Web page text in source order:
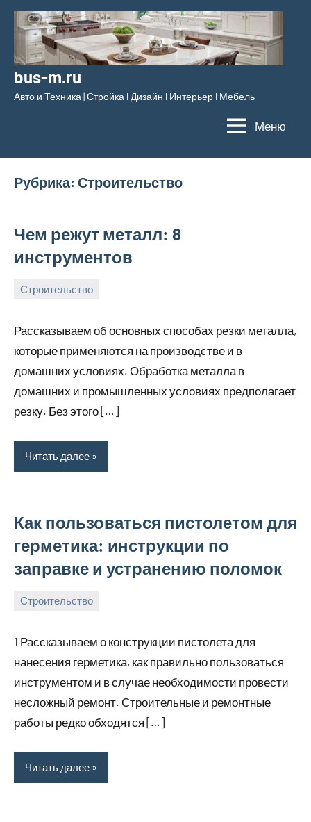
Перейти
содержимому
bus-m.ru
Авто и Техника | Стройка l Дизайн l Интерьер l Мебель
Меню
Рубрика: Строительство
Чем режут металл: 8
инструментов
Строительство
2024
bus_m_ru
Рассказываем об основных способах резки металла,
которые применяются на производстве и в
домашних условиях. Обработка металла в
домашних и промышленных условиях предполагает
резку. Без этого […]
Читать далее
Как пользоваться пистолетом для
герметика: инструкции по
заправке и устранению поломок
Строительство
2024
bus_m_ru
1 Рассказываем о конструкции пистолета для
нанесения герметика, как правильно пользоваться
инструментом и в случае необходимости провести
несложный ремонт. Строительные и ремонтные
работы редко обходятся […]
Читать далее